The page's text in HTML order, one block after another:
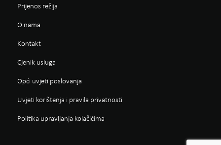
Prijenos režija
O nama
Kontakt
Cjenik usluga
Opći uvjeti poslovanja
Uvjeti korištenja i pravila privatnosti
Politika upravljanja kolačićima